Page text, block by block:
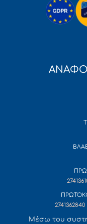
Mέσω του